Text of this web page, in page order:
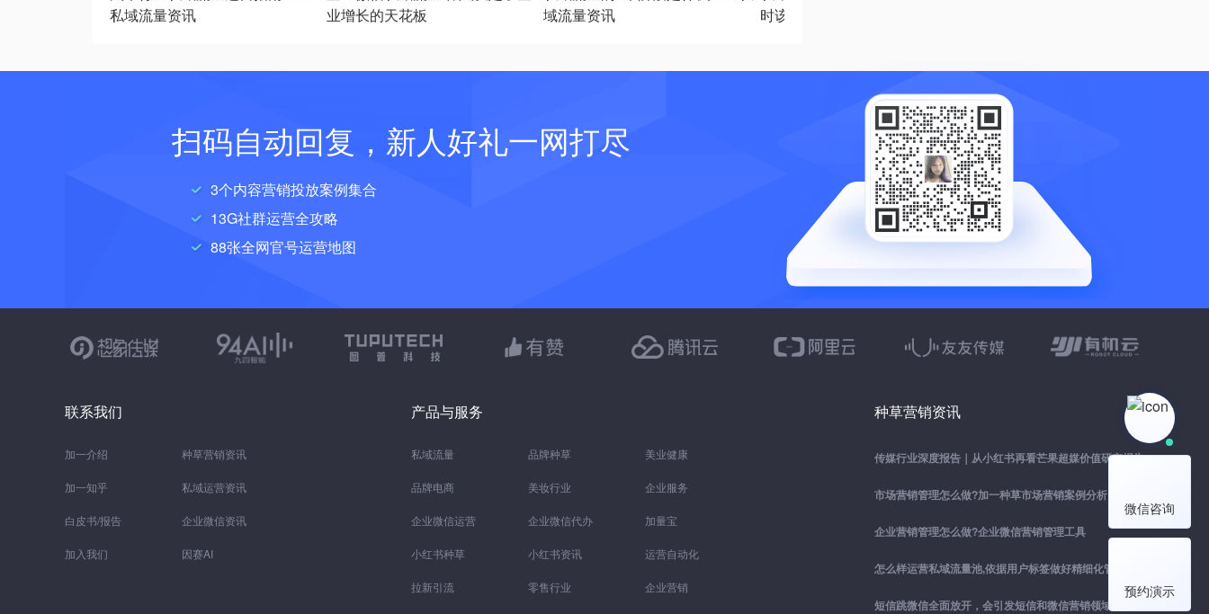
私域流量资讯
业增长的天花板
域流量资讯
时该如何精准地进行引流？
扫码自动回复，新人好礼一网打尽
3个内容营销投放案例集合
13G社群运营全攻略
88张全网官号运营地图
联系我们
加一介绍 种草营销资讯
加一知乎 私域运营资讯
白皮书/报告 企业微信资讯
加入我们 因赛AI
产品与服务
私域流量 品牌种草 美业健康
品牌电商 美妆行业 企业服务
企业微信运营 企业微信代办 加量宝
小红书种草 小红书资讯 运营自动化
拉新引流 零售行业 企业营销
种草营销资讯
传媒行业深度报告｜从小红书再看芒果超媒价值研究报告
市场营销管理怎么做?加一种草市场营销案例分析
企业营销管理怎么做?企业微信营销管理工具
怎么样运营私域流量池,依据用户标签做好精细化管理
短信跳微信全面放开，会引发短信和微信营销领域的大地震吗？
微信咨询
预约演示